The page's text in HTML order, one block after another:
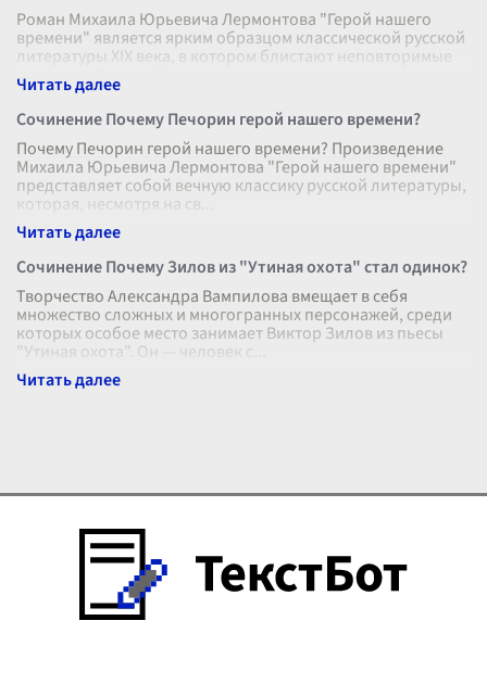
Роман Михаила Юрьевича Лермонтова "Герой нашего
времени" является ярким образцом классической русской
литературы XIX века, в котором блистают неповторимые
женские образы. Жизненные
Сочинение Почему Печорин герой нашего времени?
Почему Печорин герой нашего времени? Произведение
Михаила Юрьевича Лермонтова "Герой нашего времени"
представляет собой вечную классику русской литературы,
которая, несмотря на св
Сочинение Почему Зилов из "Утиная охота" стал одинок?
Творчество Александра Вампилова вмещает в себя
множество сложных и многогранных персонажей, среди
которых особое место занимает Виктор Зилов из пьесы
"Утиная охота". Он — человек с